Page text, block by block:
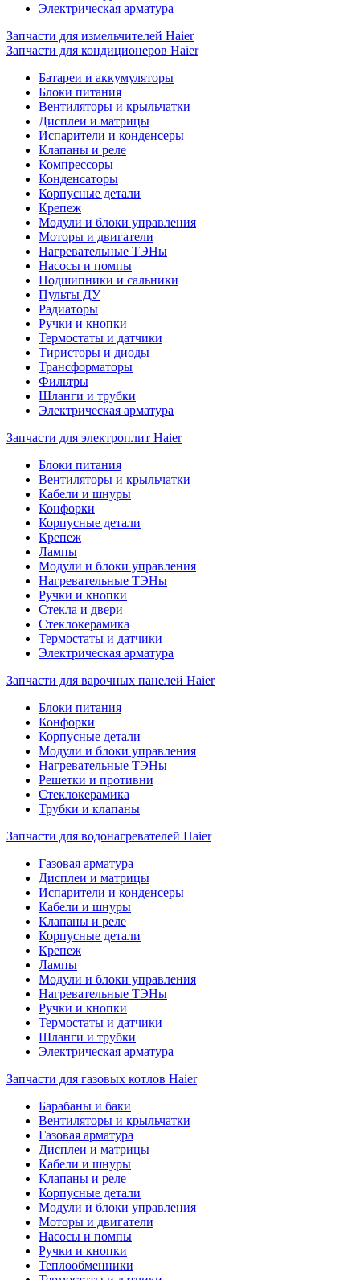
Электрическая арматура
Запчасти для измельчителей Haier
Запчасти для кондиционеров Haier
Батареи и аккумуляторы
Блоки питания
Вентиляторы и крыльчатки
Дисплеи и матрицы
Испарители и конденсеры
Клапаны и реле
Компрессоры
Конденсаторы
Корпусные детали
Крепеж
Модули и блоки управления
Моторы и двигатели
Нагревательные ТЭНы
Насосы и помпы
Подшипники и сальники
Пульты ДУ
Радиаторы
Ручки и кнопки
Термостаты и датчики
Тиристоры и диоды
Трансформаторы
Фильтры
Шланги и трубки
Электрическая арматура
Запчасти для электроплит Haier
Блоки питания
Вентиляторы и крыльчатки
Кабели и шнуры
Конфорки
Корпусные детали
Крепеж
Лампы
Модули и блоки управления
Нагревательные ТЭНы
Ручки и кнопки
Стекла и двери
Стеклокерамика
Термостаты и датчики
Электрическая арматура
Запчасти для варочных панелей Haier
Блоки питания
Конфорки
Корпусные детали
Модули и блоки управления
Нагревательные ТЭНы
Решетки и противни
Стеклокерамика
Трубки и клапаны
Запчасти для водонагревателей Haier
Газовая арматура
Дисплеи и матрицы
Испарители и конденсеры
Кабели и шнуры
Клапаны и реле
Корпусные детали
Крепеж
Лампы
Модули и блоки управления
Нагревательные ТЭНы
Ручки и кнопки
Термостаты и датчики
Шланги и трубки
Электрическая арматура
Запчасти для газовых котлов Haier
Барабаны и баки
Вентиляторы и крыльчатки
Газовая арматура
Дисплеи и матрицы
Кабели и шнуры
Клапаны и реле
Корпусные детали
Модули и блоки управления
Моторы и двигатели
Насосы и помпы
Ручки и кнопки
Теплообменники